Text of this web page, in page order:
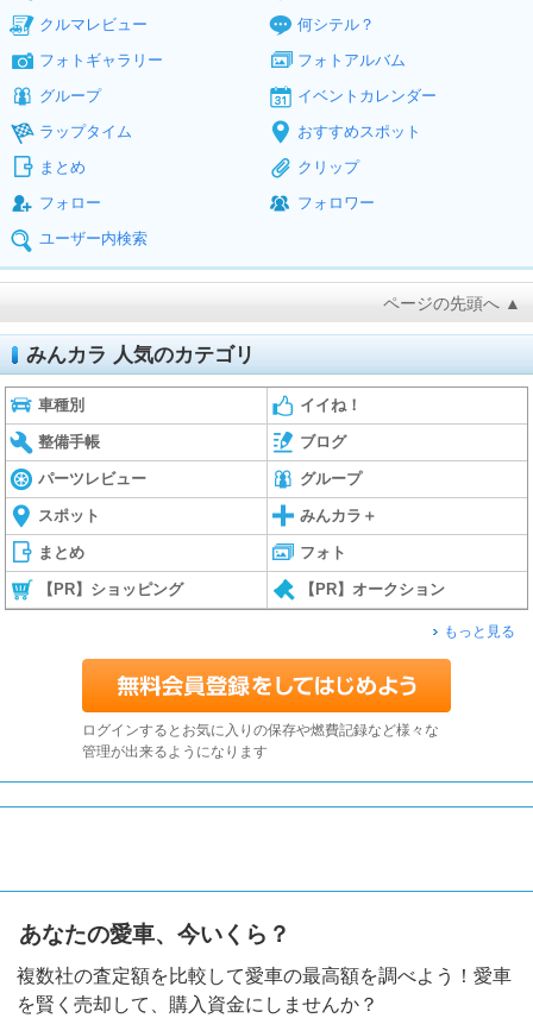
クルマレビュー
何シテル？
フォトギャラリー
フォトアルバム
グループ
イベントカレンダー
ラップタイム
おすすめスポット
まとめ
クリップ
フォロー
フォロワー
ユーザー内検索
ページの先頭へ ▲
みんカラ 人気のカテゴリ
車種別 イイね！
整備手帳 ブログ
パーツレビュー グループ
スポット みんカラ＋
まとめ フォト
【PR】ショッピング 【PR】オークション
もっと見る
ログインするとお気に入りの保存や燃費記録など様々な
管理が出来るようになります
あなたの愛車、今いくら？
複数社の査定額を比較して愛車の最高額を調べよう！愛車
を賢く売却して、購入資金にしませんか？